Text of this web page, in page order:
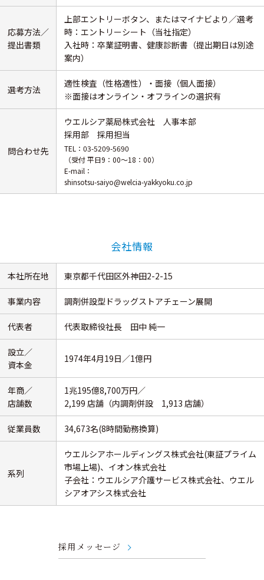
応募方法／
提出書類
上部エントリーボタン、またはマイナビより／選考
時：エントリーシート（当社指定）
入社時：卒業証明書、健康診断書（提出期日は別途
案内）
選考方法
適性検査（性格適性）・面接（個人面接）
※面接はオンライン・オフラインの選択有
問合わせ先
ウエルシア薬局株式会社 人事本部
採用部 採用担当
TEL：03-5209-5690
（受付 平日9：00～18：00）
E-mail：
shinsotsu-saiyo@welcia-yakkyoku.co.jp
会社情報
本社所在地 東京都千代田区外神田2-2-15
事業内容 調剤併設型ドラッグストアチェーン展開
代表者 代表取締役社長 田中 純一
設立／
資本金
1974年4月19日／1億円
年商／
店舗数
1兆195億8,700万円／
2,199 店舗（内調剤併設 1,913 店舗）
従業員数 34,673名(8時間勤務換算)
系列
ウエルシアホールディングス株式会社(東証プライム
市場上場)、イオン株式会社
子会社：ウエルシア介護サービス株式会社、ウエル
シアオアシス株式会社
採用メッセージ